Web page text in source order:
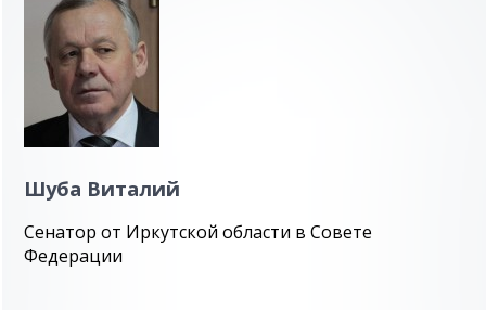
Шуба Виталий
Сенатор от Иркутской области в Совете
Федерации